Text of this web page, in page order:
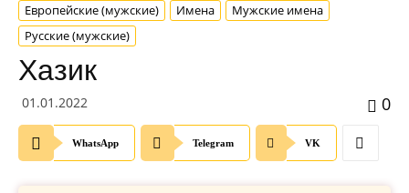
Европейские (мужские) Имена
Мужские имена
Русские (мужские)
Хазик
01.01.2022 0
WhatsApp Telegram VK